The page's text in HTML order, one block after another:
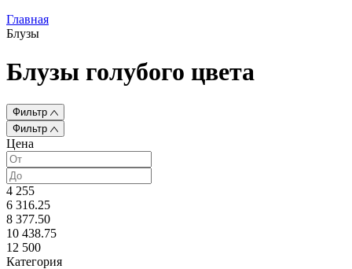
Главная
Блузы
Блузы голубого цвета
Фильтр
Фильтр
Цена
4 255
6 316.25
8 377.50
10 438.75
12 500
Категория